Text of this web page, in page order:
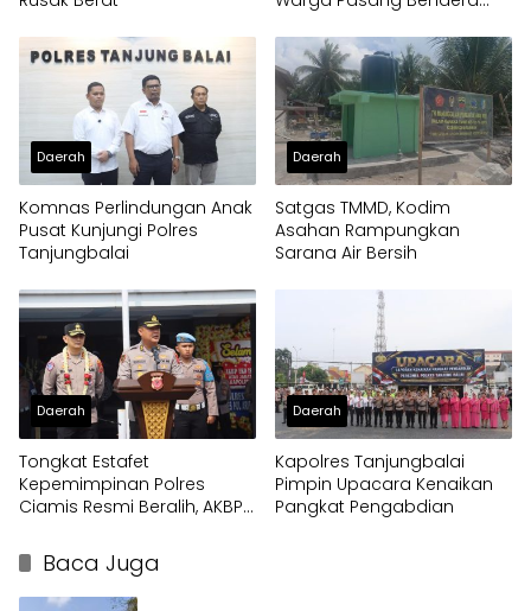
Daerah
Komnas Perlindungan Anak
Pusat Kunjungi Polres
Tanjungbalai
Daerah
Satgas TMMD, Kodim
Asahan Rampungkan
Sarana Air Bersih
Daerah
Tongkat Estafet
Kepemimpinan Polres
Ciamis Resmi Beralih, AKBP
Pengabdian Presisi untuk
Masyarakat
Daerah
Kapolres Tanjungbalai
Pimpin Upacara Kenaikan
Pangkat Pengabdian
Baca Juga